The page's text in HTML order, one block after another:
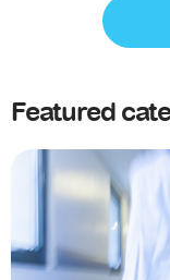
Featured